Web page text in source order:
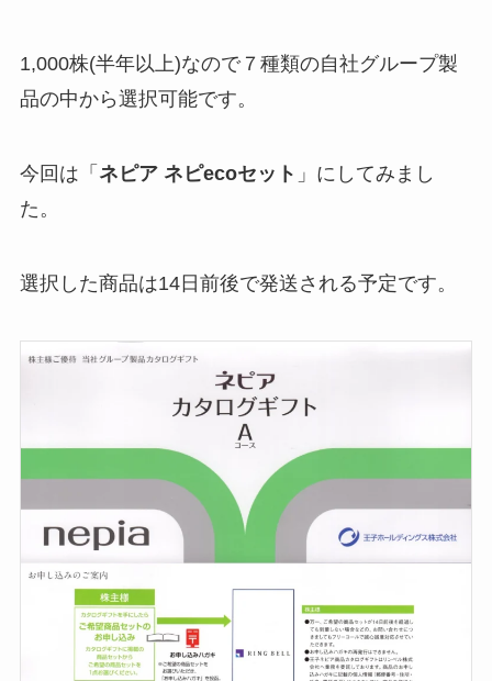
1,000株(半年以上)なので７種類の自社グループ製
品の中から選択可能です。
今回は「 ネピア ネピecoセット 」にしてみまし
た。
選択した商品は14日前後で発送される予定です。